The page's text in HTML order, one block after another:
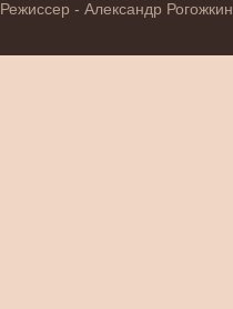
Режиссер - Александр Рогожкин